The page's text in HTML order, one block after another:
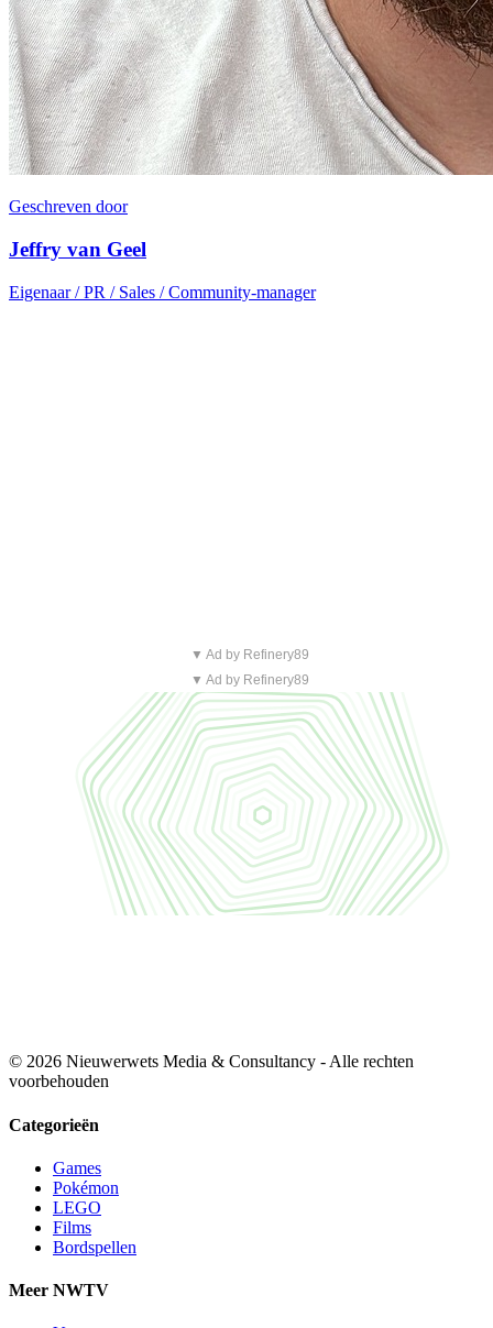
Geschreven door
Jeffry van Geel
Eigenaar / PR / Sales / Community-manager
▼ Ad by Refinery89
▼ Ad by Refinery89
© 2026 Nieuwerwets Media & Consultancy - Alle rechten
voorbehouden
Categorieën
Games
Pokémon
LEGO
Films
Bordspellen
Meer NWTV